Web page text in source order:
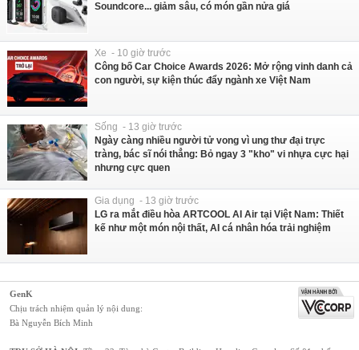
Soundcore... giảm sâu, có món gần nửa giá
Xe - 10 giờ trước
Công bố Car Choice Awards 2026: Mở rộng vinh danh cả
con người, sự kiện thúc đẩy ngành xe Việt Nam
Sống - 13 giờ trước
Ngày càng nhiều người tử vong vì ung thư đại trực
tràng, bác sĩ nói thẳng: Bỏ ngay 3 "kho" vi nhựa cực hại
nhưng cực quen
Gia dụng - 13 giờ trước
LG ra mắt điều hòa ARTCOOL AI Air tại Việt Nam: Thiết
kế như một món nội thất, AI cá nhân hóa trải nghiệm
GenK
Chịu trách nhiệm quản lý nội dung:
Bà Nguyễn Bích Minh